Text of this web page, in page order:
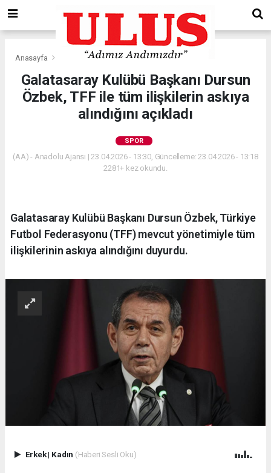
Anasayfa
Galatasaray Kulübü Başkanı Dursun
Özbek, TFF ile tüm ilişkilerin askıya
alındığını açıkladı
SPOR
(AA) - Anadolu Ajansı | 23.04.2026 - 13:30, Güncelleme: 23.04.2026 - 13:18
2281+ kez okundu.
Galatasaray Kulübü Başkanı Dursun Özbek, Türkiye
Futbol Federasyonu (TFF) mevcut yönetimiyle tüm
ilişkilerinin askıya alındığını duyurdu.
Erkek| Kadın (Haberi Sesli Oku)